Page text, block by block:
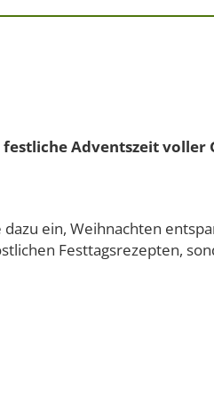
Adventszeit voller
ein, Weihnachten
Festtagsrezepten,